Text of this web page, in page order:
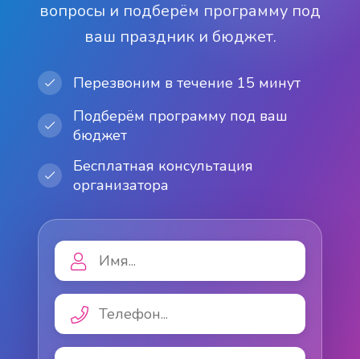
вопросы и подберём программу под
ваш праздник и бюджет.
Перезвоним в течение 15 минут
Подберём программу под ваш
бюджет
Бесплатная консультация
организатора